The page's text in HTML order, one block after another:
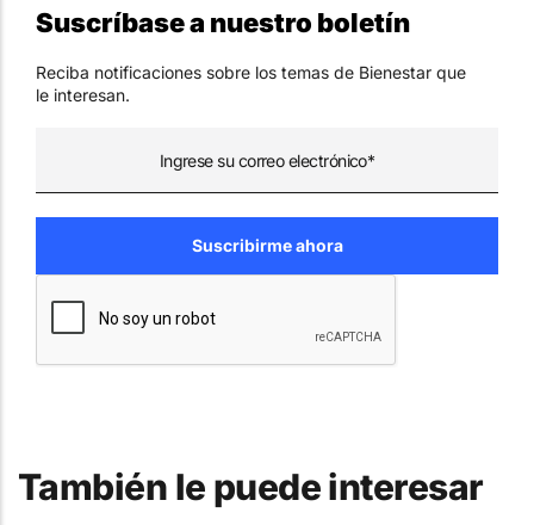
Suscríbase a nuestro boletín
Reciba notificaciones sobre los temas de Bienestar que
le interesan.
También le puede interesar